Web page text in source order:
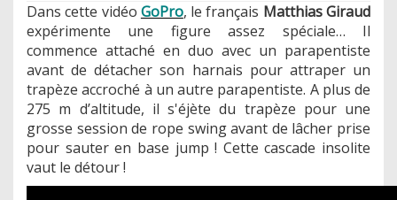
Dans cette vidéo GoPro, le français Matthias Giraud
expérimente une figure assez spéciale… Il
commence attaché en duo avec un parapentiste
avant de détacher son harnais pour attraper un
trapèze accroché à un autre parapentiste. A plus de
275 m d’altitude, il s'éjète du trapèze pour une
grosse session de rope swing avant de lâcher prise
pour sauter en base jump ! Cette cascade insolite
vaut le détour !